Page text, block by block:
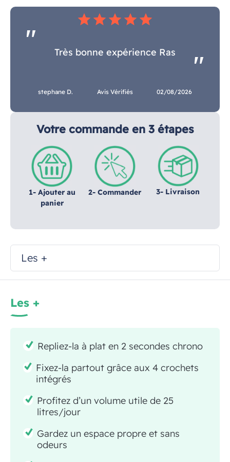
Votre commande en 3 étapes
1- Ajouter au
panier
2- Commander 3- Livraison
star star star star star
Très bonne expérience Ras
stephane D. Avis Vérifiés 02/08/2026
Les +
Les +
Repliez-la à plat en 2 secondes chrono
Fixez-la partout grâce aux 4 crochets
intégrés
Profitez d’un volume utile de 25
litres/jour
Gardez un espace propre et sans
odeurs